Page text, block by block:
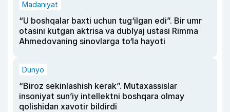
Madaniyat
“U boshqalar baxti uchun tug‘ilgan edi”. Bir umr
otasini kutgan aktrisa va dublyaj ustasi Rimma
Ahmedovaning sinovlarga to‘la hayoti
Dunyo
“Biroz sekinlashish kerak”. Mutaxassislar
insoniyat sun’iy intellektni boshqara olmay
qolishidan xavotir bildirdi